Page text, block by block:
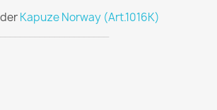
Kapuze Norway (Art.1016K)